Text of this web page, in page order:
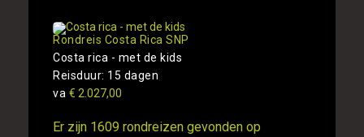
Rondreis Costa Rica SNP
Costa rica - met de kids
Reisduur: 15 dagen
va € 2.027,00
Er zijn 1609 rondreizen gevonden op